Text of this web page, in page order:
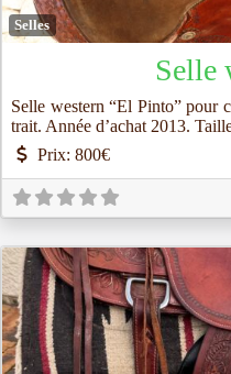
Selles
Selle
Selle western “El Pinto” pour
trait. Année d’achat 2013.
Prix: 800€